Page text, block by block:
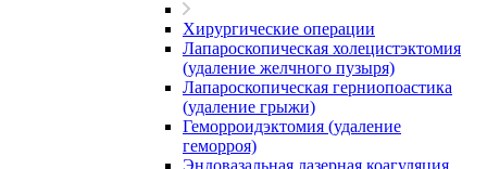
Хирургические операции
Лапароскопическая холецистэктомия
(удаление желчного пузыря)
Лапароскопическая герниопоастика
(удаление грыжи)
Геморроидэктомия (удаление
геморроя)
Эндовазальная лазерная коагуляция